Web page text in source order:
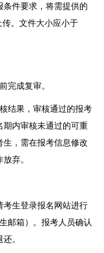
条件要求，将需提供的
传。文件大小应小于
完成复审。
结果，审核通过的报考
期内审核未通过的可重
生，需在报考信息修改
弃。
考生登录报名网站进行
邮箱）。报考人员确认
。